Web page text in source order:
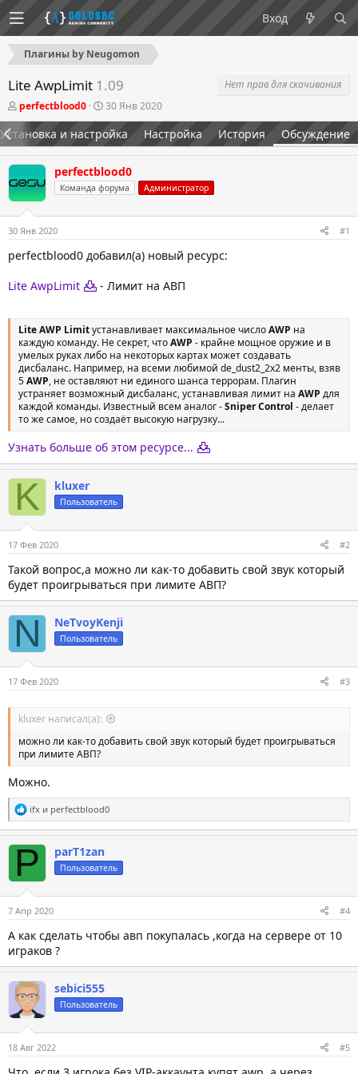
Вход
Плагины by Neugomon
Lite AwpLimit 1.09
Нет прав для скачивания
А
т
о
т
е
м
perfectblood0
Д
т
а
а
ч
а
а
30 Янв 2020
Установка и настройка Настройка История Обсуждение
perfectblood0
Команда форума Администратор
30 Янв 2020 #1
perfectblood0 добавил(а) новый ресурс:
Lite AwpLimit
- Лимит на АВП
Lite AWP Limitустанавливает максимальное числоAWP на
каждую команду. Не секрет, чтоAWP - крайне мощное оружие и в
умелых руках либо на некоторых картах может создавать
дисбаланс. Например, на всеми любимой de_dust2_2x2 менты, взяв
5AWP, не оставляют ни единого шанса террорам. Плагин
устраняет возможный дисбаланс, устанавливая лимит на AWP для
каждой команды. Известный всем аналог -Sniper Control - делает
то же самое, но создаёт высокую нагрузку...
Узнать больше об этом ресурсе...
K kluxer
Пользователь
17 Фев 2020 #2
Такой вопрос,а можно ли как-то добавить свой звук который
будет проигрываться при лимите АВП?
N NeTvoyKenji
Пользователь
17 Фев 2020 #3
kluxer написал(а):
можно ли как-то добавить свой звук который будет проигрываться
при лимите АВП?
Можно.
С
и
м
п
а
т
и
и
ifx и perfectblood0
P parT1zan
Пользователь
7 Апр 2020 #4
А как сделать чтобы авп покупалась ,когда на сервере от 10
играков ?
sebici555
Пользователь
18 Авг 2022 #5